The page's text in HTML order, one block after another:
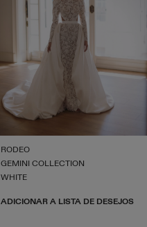
RODEO
GEMINI COLLECTION
WHITE
ADICIONAR A LISTA DE DESEJOS